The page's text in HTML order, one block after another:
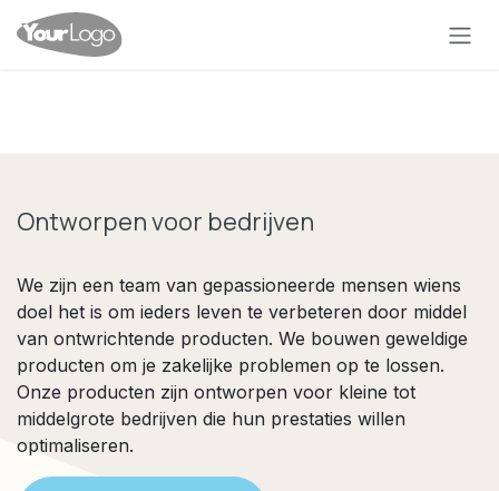
Overslaan naar inhoud
Ontworpen voor bedrijven
We zijn een team van gepassioneerde mensen wiens
doel het is om ieders leven te verbeteren door middel
van ontwrichtende producten. We bouwen geweldige
producten om je zakelijke problemen op te lossen.
Onze producten zijn ontworpen voor kleine tot
middelgrote bedrijven die hun prestaties willen
optimaliseren.